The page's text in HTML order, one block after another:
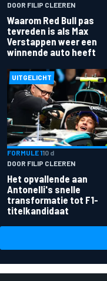
DOOR FILIP CLEEREN
Waarom Red Bull pas
tevreden is als Max
Verstappen weer een
winnende auto heeft
UITGELICHT
FORMULE 110 d
DOOR FILIP CLEEREN
Het opvallende aan
Antonelli's snelle
transformatie tot F1-
titelkandidaat